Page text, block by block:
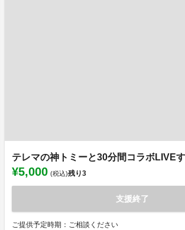
テレマの神トミーと30分間コラボLIVE
¥5,000 (税込)残り3
支援終了
ご提供予定時期：ご相談ください